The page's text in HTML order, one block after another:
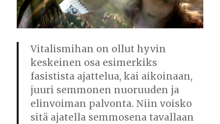
Vitalismihan on ollut hyvin
keskeinen osa esimerkiks
fasistista ajattelua, kai aikoinaan,
juuri semmonen nuoruuden ja
elinvoiman palvonta. Niin voisko
sitä ajatella semmosena tavallaan